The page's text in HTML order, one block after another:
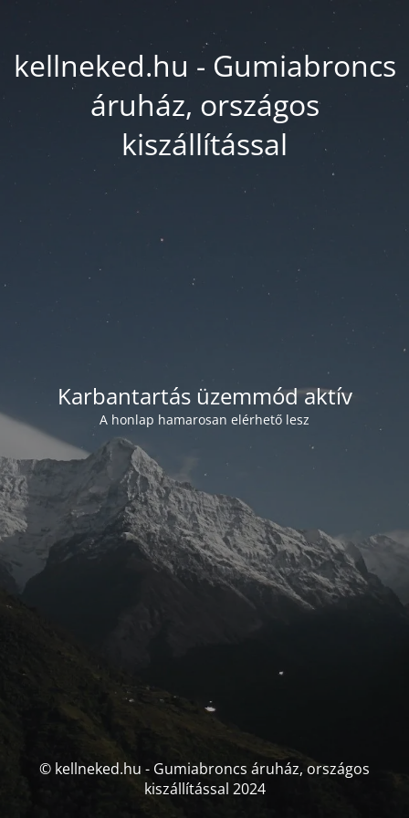
kellneked.hu - Gumiabroncs
áruház, országos
kiszállítással
Karbantartás üzemmód aktív
A honlap hamarosan elérhető lesz
© kellneked.hu - Gumiabroncs áruház, országos
kiszállítással 2024